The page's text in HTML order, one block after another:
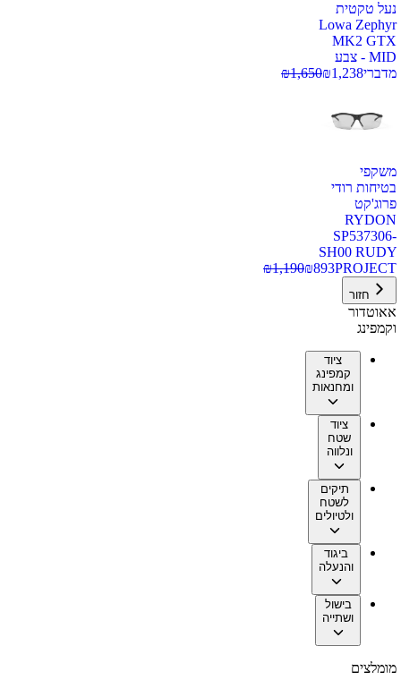
נעל טקטית
Lowa Zephyr
MK2 GTX
MID - צבע
מדברי
₪1,238
₪1,650
משקפי
בטיחות רודי
פרוג'קט
RYDON
SP537306-
SH00 RUDY
PROJECT
₪893
₪1,190
חזור
אאוטדור
וקמפינג
ציוד
קמפינג
ומחנאות
ציוד
שטח
ונלווה
תיקים
לשטח
ולטיולים
ביגוד
והנעלה
בישול
ושתייה
מומלצים